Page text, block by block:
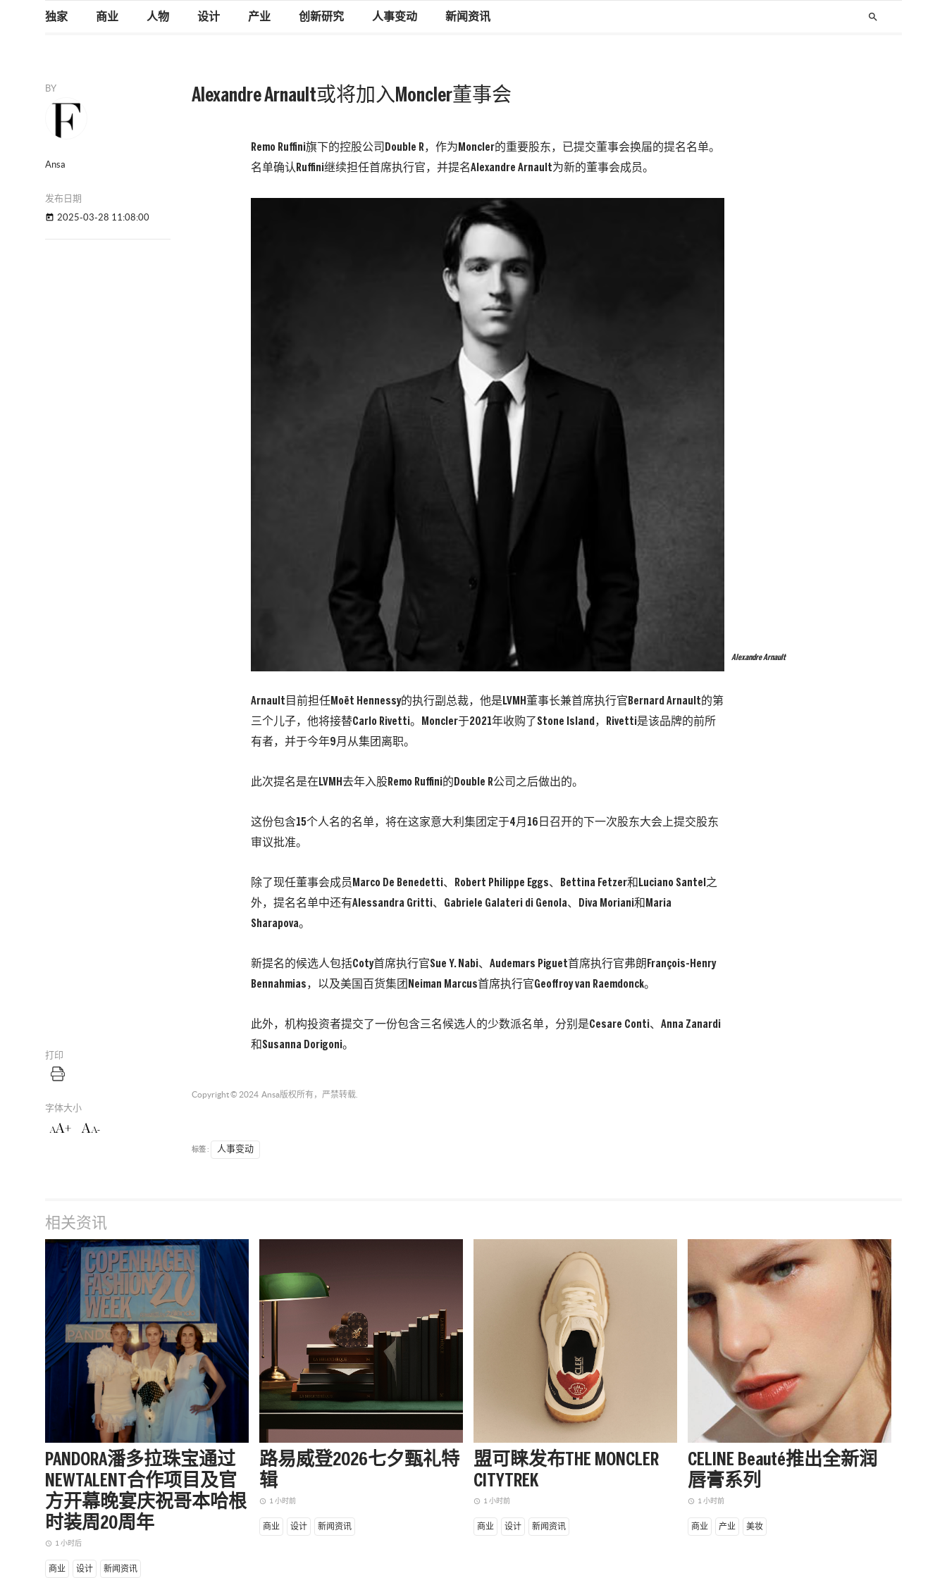
独家 商业 人物 设计 产业 创新研究 人事变动 新闻资讯 search
BY
Ansa
发布日期
today 2025-03-28 11:08:00
打印
字体大小
AA+ AA-
Alexandre Arnault或将加入Moncler董事会
Remo Ruffini旗下的控股公司Double R，作为Moncler的重要股东，已提交董事会换届的提名名单。
名单确认Ruffini继续担任首席执行官，并提名Alexandre Arnault为新的董事会成员。
Alexandre Arnault
Arnault目前担任Moët Hennessy的执行副总裁，他是LVMH董事长兼首席执行官Bernard Arnault的第
三个儿子，他将接替Carlo Rivetti。Moncler于2021年收购了Stone Island，Rivetti是该品牌的前所
有者，并于今年9月从集团离职。
此次提名是在LVMH去年入股Remo Ruffini的Double R公司之后做出的。
这份包含15个人名的名单，将在这家意大利集团定于4月16日召开的下一次股东大会上提交股东
审议批准。
除了现任董事会成员Marco De Benedetti、Robert Philippe Eggs、Bettina Fetzer和Luciano Santel之
外，提名名单中还有Alessandra Gritti、Gabriele Galateri di Genola、Diva Moriani和Maria
Sharapova。
新提名的候选人包括Coty首席执行官Sue Y. Nabi、Audemars Piguet首席执行官弗朗François-Henry
Bennahmias，以及美国百货集团Neiman Marcus首席执行官Geoffroy van Raemdonck。
此外，机构投资者提交了一份包含三名候选人的少数派名单，分别是Cesare Conti、Anna Zanardi
和Susanna Dorigoni。
Copyright © 2024 Ansa版权所有，严禁转载.
标签 : 人事变动
相关资讯
PANDORA潘多拉珠宝通过
NEWTALENT合作项目及官
方开幕晚宴庆祝哥本哈根
时装周20周年
access_time 1 小时后
商业 设计 新闻资讯
路易威登2026七夕甄礼特
辑
access_time 1 小时前
商业 设计 新闻资讯
盟可睐发布THE MONCLER
CITYTREK
access_time 1 小时前
商业 设计 新闻资讯
CELINE Beauté推出全新润
唇膏系列
access_time 1 小时前
商业 产业 美妆